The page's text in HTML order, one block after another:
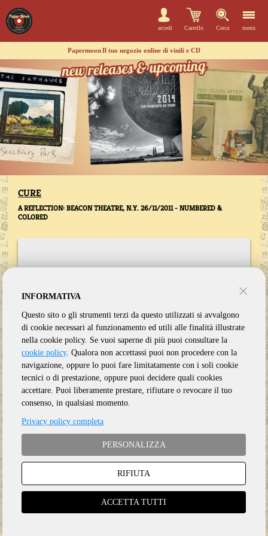
accedi Carrello Cerca menu
PapermoonIl tuo negozio online di vinili e CD
CURE
A REFLECTION: BEACON THEATRE, N.Y. 26/11/2011 - NUMBERED &
COLORED
Genere:Ristampa
CASINO
INFORMATIVA
Questo sito o gli strumenti terzi da questo utilizzati si avvalgono
di cookie necessari al funzionamento ed utili alle finalità illustrate
nella cookie policy. Se vuoi saperne di più puoi consultare la
cookie policy. Qualora non accettassi puoi non procedere con la
navigazione, oppure lo puoi fare limitatamente con i soli cookie
tecnici o di prestazione, oppure puoi decidere quali cookies
accettare. Puoi liberamente prestare, rifiutare o revocare il tuo
consenso, in qualsiasi momento.
Privacy policy completa
PERSONALIZZA
RIFIUTA
ACCETTA TUTTI